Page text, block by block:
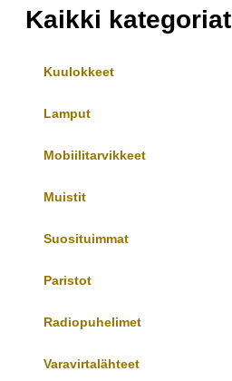
Kaikki kategoriat
Kuulokkeet
Lamput
Mobiilitarvikkeet
Muistit
Suosituimmat
Paristot
Radiopuhelimet
Varavirtalähteet